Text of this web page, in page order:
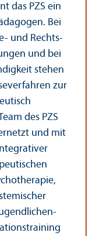
das PZS ein
Bei
und Rechts­
und bei
stehen
zur
des PZS
und mit